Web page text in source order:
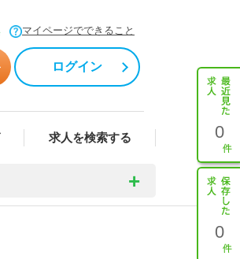
マイページでできること
ログイン
求人を検索する 0
0